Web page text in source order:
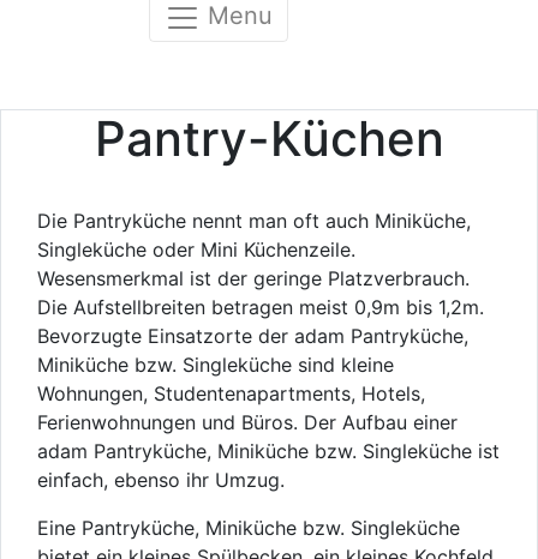
Menu
Pantry-Küchen
Die Pantryküche nennt man oft auch Miniküche,
Singleküche oder Mini Küchenzeile.
Wesensmerkmal ist der geringe Platzverbrauch.
Die Aufstellbreiten betragen meist 0,9m bis 1,2m.
Bevorzugte Einsatzorte der adam Pantryküche,
Miniküche bzw. Singleküche sind kleine
Wohnungen, Studentenapartments, Hotels,
Ferienwohnungen und Büros. Der Aufbau einer
adam Pantryküche, Miniküche bzw. Singleküche ist
einfach, ebenso ihr Umzug.
Eine Pantryküche, Miniküche bzw. Singleküche